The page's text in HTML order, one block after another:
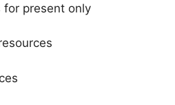
for present only